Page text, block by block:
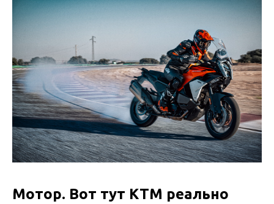
Мотор. Вот тут KTM реально